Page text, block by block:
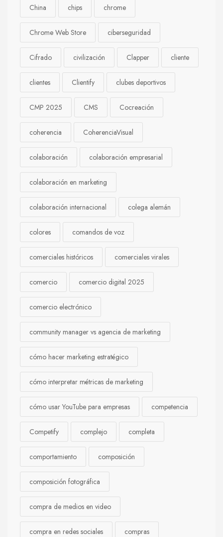
China chips chrome
Chrome Web Store ciberseguridad
Cifrado civilización Clapper cliente
clientes Clientify clubes deportivos
CMP 2025 CMS Cocreación
coherencia CoherenciaVisual
colaboración colaboración empresarial
colaboración en marketing
colaboración internacional colega alemán
colores comandos de voz
comerciales históricos comerciales virales
comercio comercio digital 2025
comercio electrónico
community manager vs agencia de marketing
cómo hacer marketing estratégico
cómo interpretar métricas de marketing
cómo usar YouTube para empresas competencia
Competify complejo completa
comportamiento composición
composición fotográfica
compra de medios en video
compra en redes sociales compras